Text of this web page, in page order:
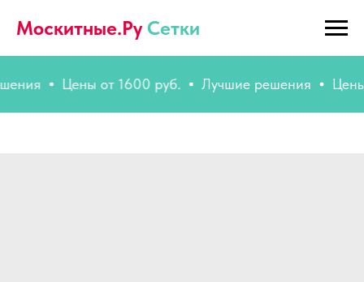
Москитные.Ру Сетки
Цены от 1600 руб. Лучшие решения Цены от